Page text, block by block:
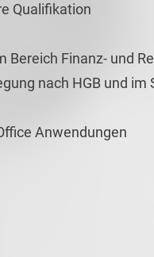
Qualifikation
Finanz- und
nach HGB und im
Anwendungen